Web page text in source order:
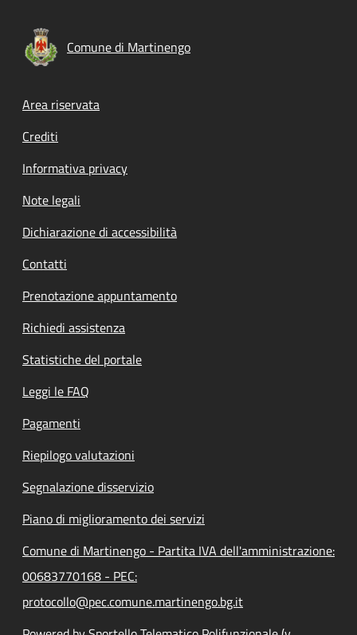
Comune di Martinengo
Footer menu
Area riservata
Crediti
Informativa privacy
Note legali
Dichiarazione di accessibilità
Contatti
Prenotazione appuntamento
Richiedi assistenza
Statistiche del portale
Leggi le FAQ
Pagamenti
Riepilogo valutazioni
Segnalazione disservizio
Piano di miglioramento dei servizi
Comune di Martinengo - Partita IVA dell'amministrazione:
00683770168 - PEC:
protocollo@pec.comune.martinengo.bg.it